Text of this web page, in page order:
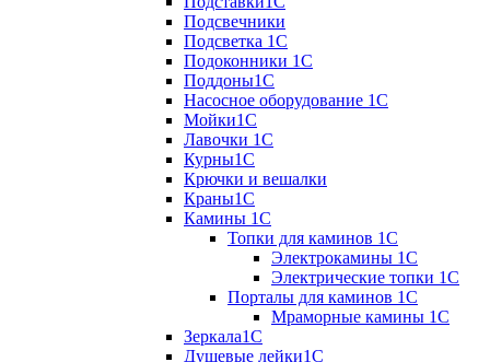
Подсвечники
Подсветка 1С
Подоконники 1С
Поддоны1С
Насосное оборудование 1С
Мойки1С
Лавочки 1С
Курны1С
Крючки и вешалки
Краны1С
Камины 1C
Топки для каминов 1C
Электрокамины 1С
Электрические топки 1C
Порталы для каминов 1С
Мраморные камины 1C
Зеркала1С
Душевые лейки1С